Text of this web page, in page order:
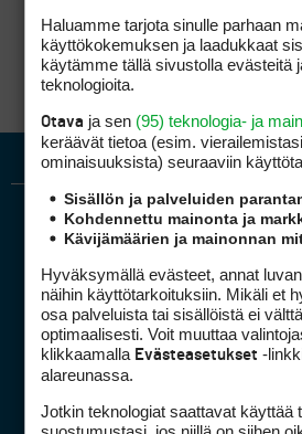
Golfpiste
Golfpisteen
Haluamme tarjota sinulle parhaan
käyttökokemuksen ja laadukkaat
käytämme tällä sivustolla evästeitä
teknologioita.
Otava ja sen (95) teknologia- ja
keräävät tietoa (esim.
ominaisuuk­sista) seuraaviin
Sisällön ja palveluiden
Kohdennettu mainonta ja
Kävijämäärien ja mainonnan
Hyväksymällä evästeet, annat
näihin käyttötarkoituksiin. Mikäli et
osa palveluista tai sisällöistä ei
optimaalisesti. Voit muuttaa
klikkaamalla Evästeasetukset -
alareunassa.
Jotkin teknologiat saattavat käyttää